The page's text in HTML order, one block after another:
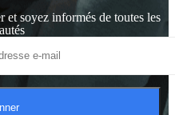
soyez informés de toutes les